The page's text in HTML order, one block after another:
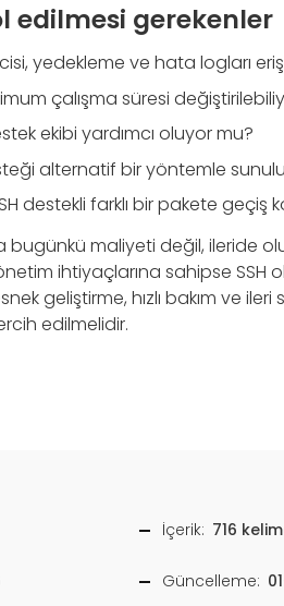
edilmesi gerekenler
yedekleme ve hata logları
çalışma süresi
ekibi yardımcı oluyor mu?
alternatif bir yöntemle
destekli farklı bir pakete geçiş
bugünkü maliyeti değil, ileride
ihtiyaçlarına sahipse SSH
geliştirme, hızlı bakım ve
edilmelidir.
İçerik: 716
Güncelleme: